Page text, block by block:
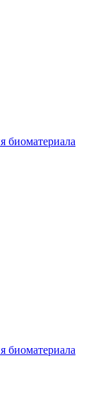
биоматериала
биоматериала